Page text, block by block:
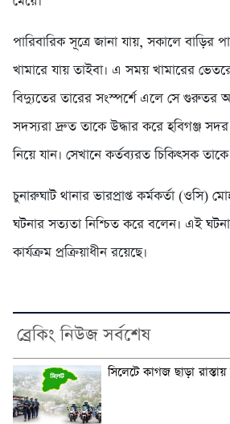
পারিবারিক সূত্রে জানা যায়, সকালে বাড়ির
খামারে যায় তাইবা। এ সময় খামারের
বিদ্যুতের তারের সংস্পর্শে এলে সে গুরুতর
সদস্যরা দ্রুত তাকে উদ্ধার করে হবিগঞ্জ
নিয়ে যান। সেখানে কর্তব্যরত চিকিৎসক
চুনারুঘাট থানার ভারপ্রাপ্ত কর্মকর্তা (ওসি)
ঘটনার সত্যতা নিশ্চিত করে বলেন। এই
কার্যক্রম প্রক্রিয়াধীন রয়েছে।
ব্রেকিং নিউজ সর্বশেষ
সিলেটে কাগজ ছাড়া